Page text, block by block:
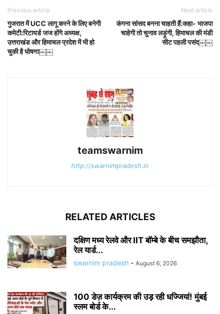
Previous article
गुजरात में UCC लागू करने के लिए बनेगी
कमेटी:रिटायर्ड जज होंगे अध्यक्ष,
उत्तराखंड और हिमाचल प्रदेश में भी हो
चुकी है घोषणा￼￼
Next article
कंगना सांसद बनना चाहती हैं:कहा- भाजपा
चाहेगी तो चुनाव लड़ूंगी, हिमाचल की मंडी
सीट पहली पसंद￼￼
teamswarnim
http://swarnimpradesh.in
RELATED ARTICLES
दक्षिण मध्य रेलवे और IIT बॉम्बे के बीच समझौता,
रेल यार्ड...
swarnim pradesh - August 6, 2026
100 डेज़ कार्यक्रम की उड़ रही धज्जियां! मुंबई
स्लम बोर्ड के...